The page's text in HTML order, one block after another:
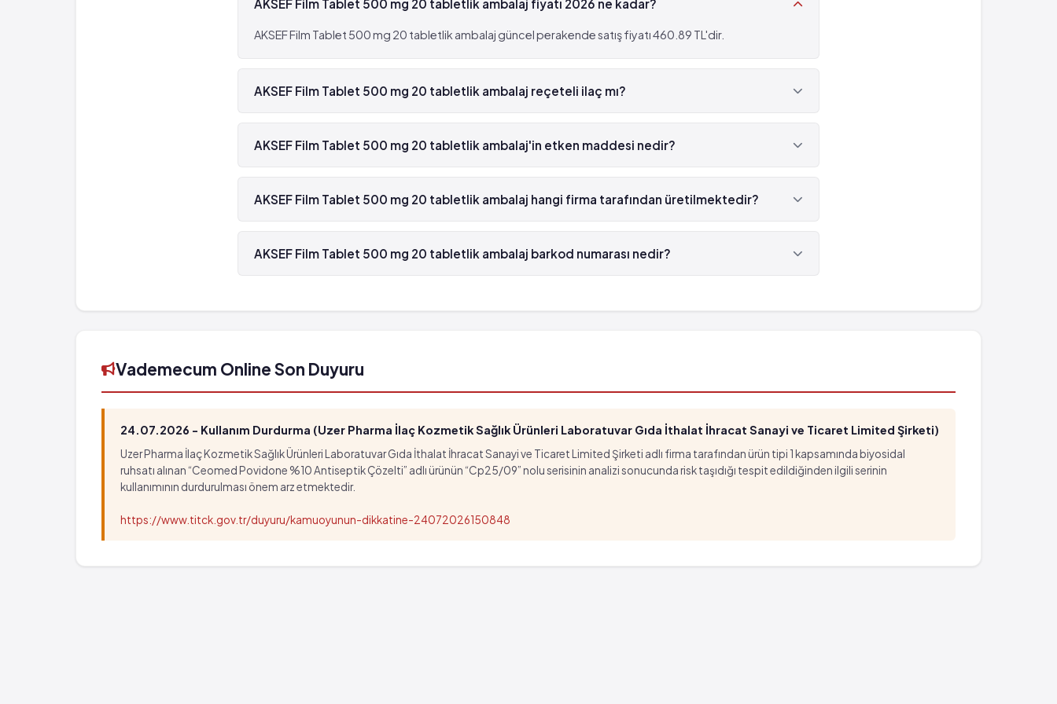
AKSEF Film Tablet 500 mg 20 tabletlik ambalaj fiyatı 2026 ne kadar?
AKSEF Film Tablet 500 mg 20 tabletlik ambalaj güncel perakende satış fiyatı 460.89 TL'dir.
AKSEF Film Tablet 500 mg 20 tabletlik ambalaj reçeteli ilaç mı?
Evet, AKSEF Film Tablet 500 mg 20 tabletlik ambalaj beyaz reçetelidir.
AKSEF Film Tablet 500 mg 20 tabletlik ambalaj'in etken maddesi nedir?
AKSEF Film Tablet 500 mg 20 tabletlik ambalaj'in etken maddesi Sefuroksim 'dür.
AKSEF Film Tablet 500 mg 20 tabletlik ambalaj hangi firma tarafından üretilmektedir?
AKSEF Film Tablet 500 mg 20 tabletlik ambalaj , Nobel İlaç tarafından üretilmektedir.
AKSEF Film Tablet 500 mg 20 tabletlik ambalaj barkod numarası nedir?
Vademecum Online Son Duyuru
24.07.2026 - Kullanım Durdurma (Uzer Pharma İlaç Kozmetik Sağlık Ürünleri Laboratuvar Gıda İthalat İhracat Sanayi ve Ticaret Limited Şirketi)
Uzer Pharma İlaç Kozmetik Sağlık Ürünleri Laboratuvar Gıda İthalat İhracat Sanayi ve Ticaret Limited Şirketi adlı firma tarafından ürün tipi 1 kapsamında biyosidal
ruhsatı alınan “Ceomed Povidone %10 Antiseptik Çözelti” adlı ürünün “Cp25/09” nolu serisinin analizi sonucunda risk taşıdığı tespit edildiğinden ilgili serinin
kullanımının durdurulması önem arz etmektedir.
https://www.titck.gov.tr/duyuru/kamuoyunun-dikkatine-24072026150848